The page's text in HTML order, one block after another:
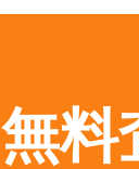
無料